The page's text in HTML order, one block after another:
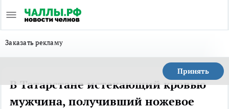
Заказать рекламу
Принять
В Татарстане истекающий кровью
мужчина, получивший ножевое